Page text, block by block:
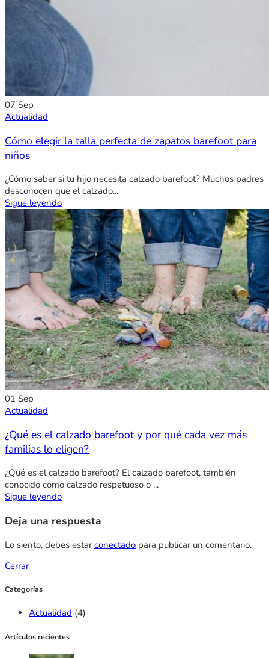
07 Sep
Actualidad
Cómo elegir la talla perfecta de zapatos barefoot para
niños
¿Cómo saber si tu hijo necesita calzado barefoot? Muchos padres
desconocen que el calzado...
Sigue leyendo
01 Sep
Actualidad
¿Qué es el calzado barefoot y por qué cada vez más
familias lo eligen?
¿Qué es el calzado barefoot? El calzado barefoot, también
conocido como calzado respetuoso o ...
Sigue leyendo
Deja una respuesta
Lo siento, debes estar conectado para publicar un comentario.
Cerrar
Categorías
Actualidad (4)
Artículos recientes